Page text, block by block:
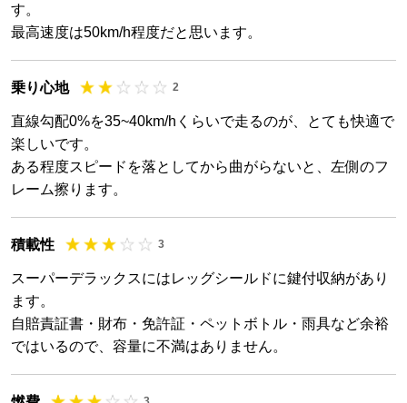
す。
最高速度は50km/h程度だと思います。
乗り心地 2
直線勾配0%を35~40km/hくらいで走るのが、とても快適で
楽しいです。
ある程度スピードを落としてから曲がらないと、左側のフ
レーム擦ります。
積載性 3
スーパーデラックスにはレッグシールドに鍵付収納があり
ます。
自賠責証書・財布・免許証・ペットボトル・雨具など余裕
ではいるので、容量に不満はありません。